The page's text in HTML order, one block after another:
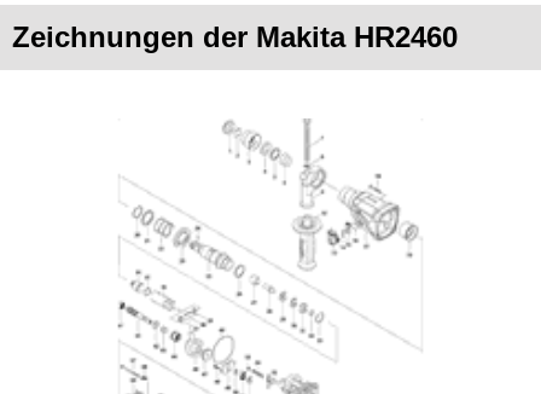
Zeichnungen der Makita HR2460